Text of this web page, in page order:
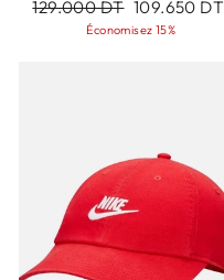
Prix
régulier
129.000 DT Prix
réduit
109.650 DT
Économisez 15%